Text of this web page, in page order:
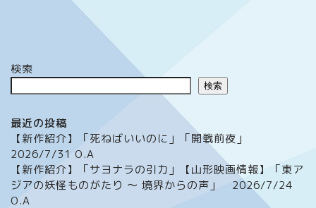
検索
検索
最近の投稿
【新作紹介】「死ねばいいのに」「開戦前夜」
2026/7/31 O.A
【新作紹介】「サヨナラの引力」【山形映画情報】「東ア
ジアの妖怪ものがたり ～ 境界からの声」 2026/7/24
O.A